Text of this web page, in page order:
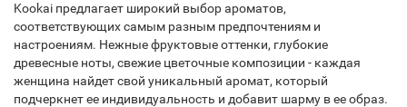
Kookai предлагает широкий выбор ароматов,
соответствующих самым разным предпочтениям и
настроениям. Нежные фруктовые оттенки, глубокие
древесные ноты, свежие цветочные композиции - каждая
женщина найдет свой уникальный аромат, который
подчеркнет ее индивидуальность и добавит шарму в ее образ.